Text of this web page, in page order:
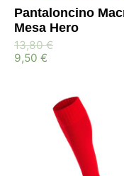
Pantaloncino
Mesa Hero
13,80€
9,50 €